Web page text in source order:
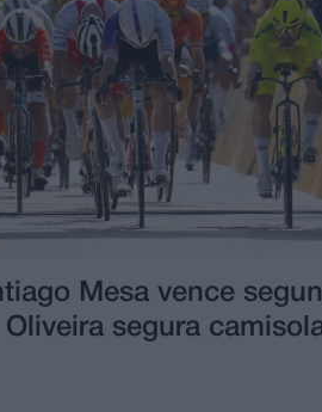
Mesa vence
Oliveira segura